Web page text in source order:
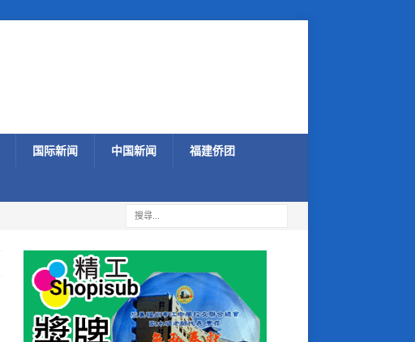
国际新闻 中国新闻 福建侨团